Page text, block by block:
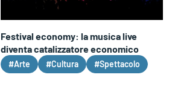
Festival economy: la musica live
diventa catalizzatore economico
#Arte #Cultura #Spettacolo